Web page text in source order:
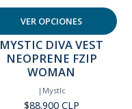
VER OPCIONES
MYSTIC DIVA VEST
NEOPRENE FZIP
WOMAN
| MystIc
$88.900 CLP